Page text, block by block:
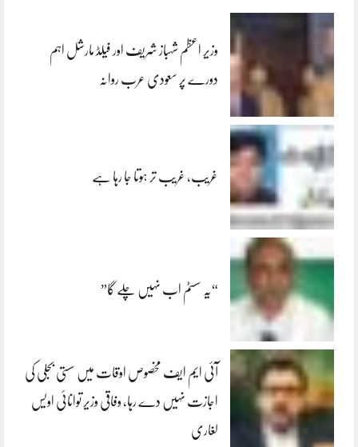
وزیر اعظم شہباز شریف اور فیلڈ مارشل اہم
دورے پر سعودی عرب روانہ
غریب، غریب تر ہوتا جا رہا ہے
“یہ سسٹم اب نہیں چلے گا”
آئی ایم ایف مخصوص اوقات میں سستی بجلی کی
اجازت نہیں دے رہا، وفاقی وزیر توانائی اویس
لغاری